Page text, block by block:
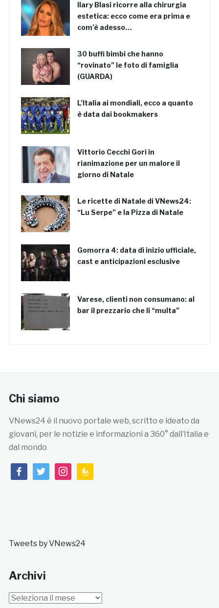
Ilary Blasi ricorre alla chirurgia
estetica: ecco come era prima e
com’è adesso…
30 buffi bimbi che hanno
“rovinato” le foto di famiglia
(GUARDA)
L’Italia ai mondiali, ecco a quanto
è data dai bookmakers
Vittorio Cecchi Gori in
rianimazione per un malore il
giorno di Natale
Le ricette di Natale di VNews24:
“Lu Serpe” e la Pizza di Natale
Gomorra 4: data di inizio ufficiale,
cast e anticipazioni esclusive
Varese, clienti non consumano: al
bar il prezzario che li “multa”
Chi siamo
VNews24 è il nuovo portale web, scritto e ideato da
giovani, per le notizie e informazioni a 360° dall’Italia e
dal mondo
facebooktwitterinstagramfeedburner
Tweets by VNews24
Archivi
Archivi